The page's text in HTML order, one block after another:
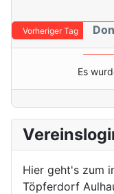
Vorheriger Tag
Es
Hier geht's zum
Töpferdorf